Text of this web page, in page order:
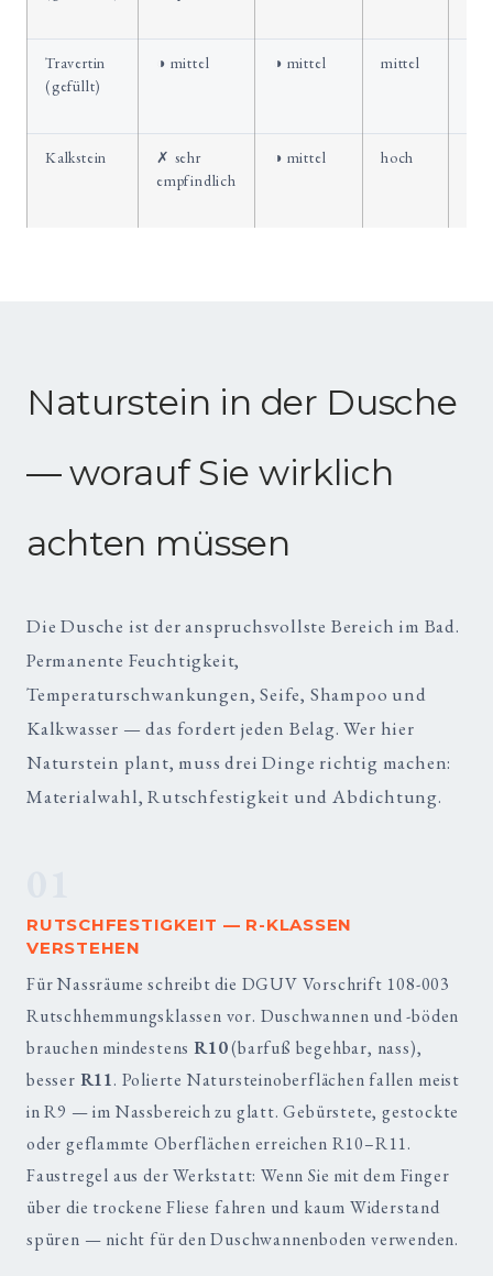
Travertin
(gefüllt)
◑ mittel ◑ mittel mittel
Kalkstein
✗ sehr
empfindlich
◑ mittel hoch
Naturstein in der Dusche
— worauf Sie wirklich
achten müssen
Die Dusche ist der anspruchsvollste Bereich im Bad.
Permanente Feuchtigkeit,
Temperaturschwankungen, Seife, Shampoo und
Kalkwasser — das fordert jeden Belag. Wer hier
Naturstein plant, muss drei Dinge richtig machen:
Materialwahl, Rutschfestigkeit und Abdichtung.
RUTSCHFESTIGKEIT — R-KLASSEN
VERSTEHEN
Für Nassräume schreibt die DGUV Vorschrift 108-003
Rutschhemmungsklassen vor. Duschwannen und -böden
brauchen mindestensR10(barfuß begehbar, nass),
besser R11. Polierte Natursteinoberflächen fallen meist
in R9 — im Nassbereich zu glatt. Gebürstete, gestockte
oder geflammte Oberflächen erreichen R10–R11.
Faustregel aus der Werkstatt: Wenn Sie mit dem Finger
über die trockene Fliese fahren und kaum Widerstand
spüren — nicht für den Duschwannenboden verwenden.